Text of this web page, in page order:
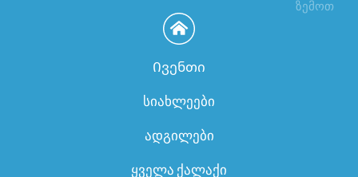
ზემოთ
Ივენთი
სიახლეები
ადგილები
ყველა ქალაქი